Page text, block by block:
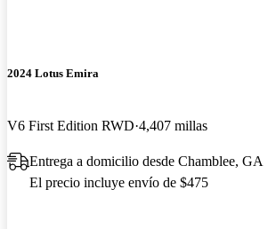
2024 Lotus Emira
V6 First Edition RWD 4,407 millas
Entrega a domicilio desde Chamblee, GA
El precio incluye envío de $475